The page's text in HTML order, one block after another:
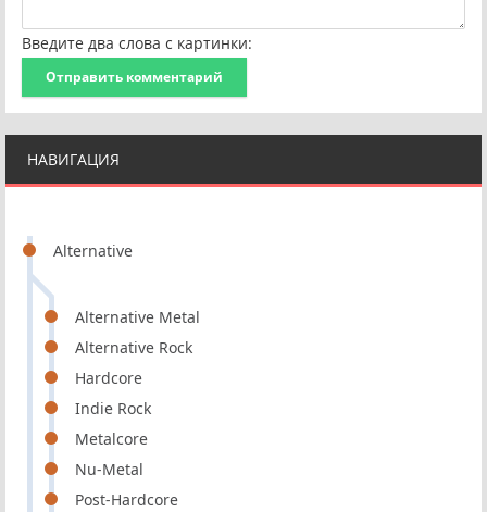
НАВИГАЦИЯ
Alternative
Alternative Metal
Alternative Rock
Hardcore
Indie Rock
Metalcore
Nu-Metal
Post-Hardcore
Введите два слова с картинки:
Отправить комментарий